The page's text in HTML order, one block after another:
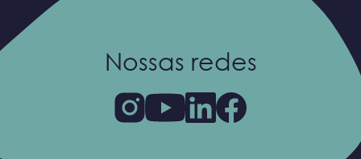
Nossas redes